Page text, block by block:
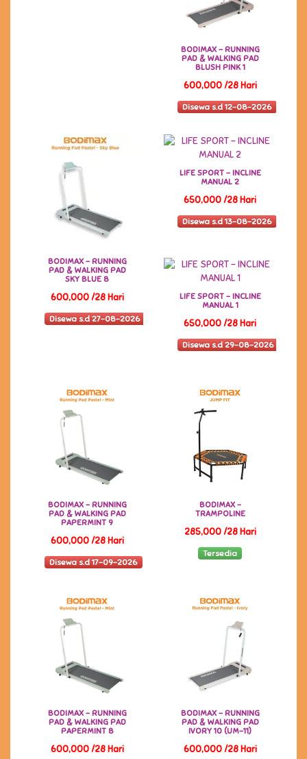
BODIMAX - RUNNING
PAD & WALKING PAD
BLUSH PINK 1
600,000 /28 Hari
Disewa s.d 12-08-2026
BODIMAX - RUNNING
PAD & WALKING PAD
SKY BLUE 8
600,000 /28 Hari
Disewa s.d 27-08-2026
LIFE SPORT - INCLINE
MANUAL 2
650,000 /28 Hari
Disewa s.d 13-08-2026
LIFE SPORT - INCLINE
MANUAL 1
650,000 /28 Hari
Disewa s.d 29-08-2026
BODIMAX - RUNNING
PAD & WALKING PAD
PAPERMINT 9
600,000 /28 Hari
Disewa s.d 17-09-2026
BODIMAX -
TRAMPOLINE
285,000 /28 Hari
Tersedia
BODIMAX - RUNNING
PAD & WALKING PAD
PAPERMINT 8
600,000 /28 Hari
BODIMAX - RUNNING
PAD & WALKING PAD
IVORY 10 (UM-11)
600,000 /28 Hari